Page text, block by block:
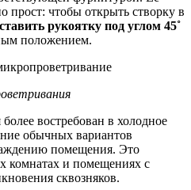
прост: чтобы открыть створку в
рукоятку под углом 45˚
положением.
востребован в холодное
обычных вариантов
помещения. Это
комнатах и помещениях с
сквозняков.